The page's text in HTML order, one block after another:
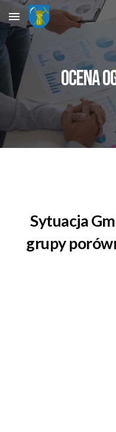
Skip to main content
ocena
Sytuacja
grupy